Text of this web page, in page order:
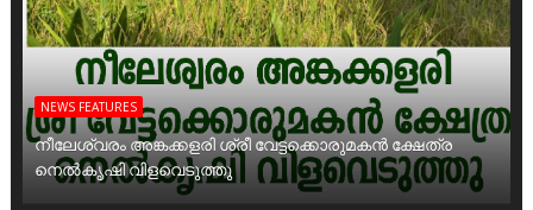
NEWS FEATURES
നീലേശ്വരം അങ്കക്കളരി ശ്രീ വേട്ടക്കൊരുമകൻ ക്ഷേത്ര
നെൽകൃഷി വിളവെടുത്തു